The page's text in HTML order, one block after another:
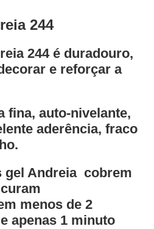
244
244 é duradouro,
e reforçar a
fina, auto-nivelante,
aderência, fraco
gel Andreia cobrem
menos de 2
apenas 1 minuto